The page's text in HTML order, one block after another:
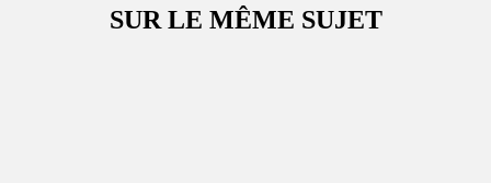
SUR LE MÊME SUJET